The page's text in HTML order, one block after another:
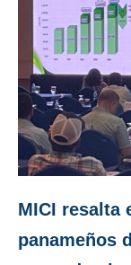
MICI resalta
panameños